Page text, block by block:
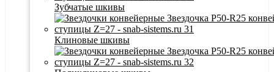
Зубчатые шкивы
Клиновые шкивы